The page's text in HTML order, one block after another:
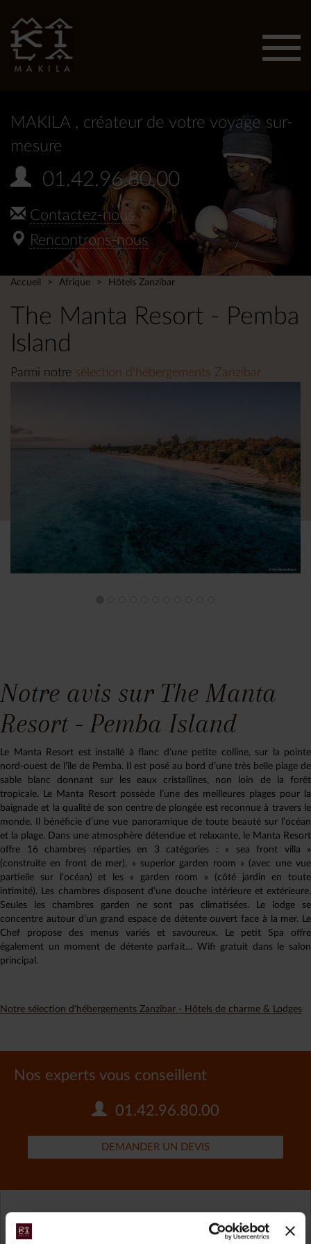
MAKILA , créateur de votre voyage sur-
mesure
01.42.96.80.00
Contactez-nous
Rencontrons-nous
Accueil Afrique Hôtels Zanzibar
The Manta Resort - Pemba
Island
Parmi notre sélection d'hébergements Zanzibar
Notre avis sur The Manta
Resort - Pemba Island
Le Manta Resort est installé à flanc d’une petite colline, sur la pointe
nord-ouest de l’île de Pemba. Il est posé au bord d’une très belle plage de
sable blanc donnant sur les eaux cristallines, non loin de la forêt
tropicale. Le Manta Resort possède l’une des meilleures plages pour la
baignade et la qualité de son centre de plongée est reconnue à travers le
monde. Il bénéficie d’une vue panoramique de toute beauté sur l’océan
et la plage. Dans une atmosphère détendue et relaxante, le Manta Resort
offre 16 chambres réparties en 3 catégories : « sea front villa »
(construite en front de mer), « superior garden room » (avec une vue
partielle sur l’océan) et les « garden room » (côté jardin en toute
intimité). Les chambres disposent d’une douche intérieure et extérieure.
Seules les chambres garden ne sont pas climatisées. Le lodge se
concentre autour d’un grand espace de détente ouvert face à la mer. Le
Chef propose des menus variés et savoureux. Le petit Spa offre
également un moment de détente parfait… Wifi gratuit dans le salon
principal.
Notre sélection d'hébergements Zanzibar - Hôtels de charme & Lodges
Nos experts vous conseillent
01.42.96.80.00
DEMANDER UN DEVIS
Zanzibar